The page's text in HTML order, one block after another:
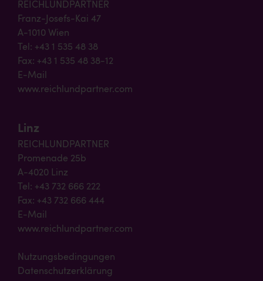
REICHLUNDPARTNER
Franz-Josefs-Kai 47
A-1010 Wien
Tel: +43 1 535 48 38
Fax: +43 1 535 48 38-12
E-Mail
www.reichlundpartner.com
Linz
REICHLUNDPARTNER
Promenade 25b
A-4020 Linz
Tel: +43 732 666 222
Fax: +43 732 666 444
E-Mail
www.reichlundpartner.com
Nutzungsbedingungen
Datenschutzerklärung